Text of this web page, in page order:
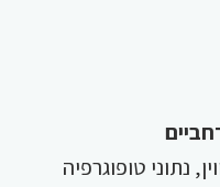
נתוני טופוגרפיה